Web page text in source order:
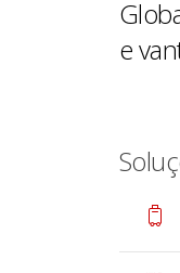
e